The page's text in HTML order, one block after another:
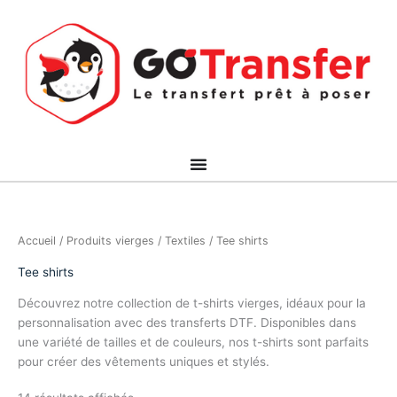
contenu
Accueil / Produits vierges / Textiles / Tee shirts
Tee shirts
Découvrez notre collection de t-shirts vierges, idéaux pour la
personnalisation avec des transferts DTF. Disponibles dans
une variété de tailles et de couleurs, nos t-shirts sont parfaits
pour créer des vêtements uniques et stylés.